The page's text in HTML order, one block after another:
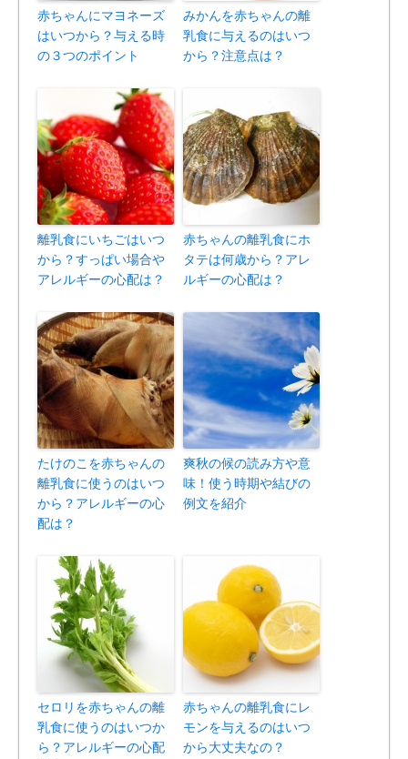
赤ちゃんにマヨネーズ
はいつから？与える時
の３つのポイント
みかんを赤ちゃんの離
乳食に与えるのはいつ
から？注意点は？
離乳食にいちごはいつ
から？すっぱい場合や
アレルギーの心配は？
赤ちゃんの離乳食にホ
タテは何歳から？アレ
ルギーの心配は？
たけのこを赤ちゃんの
離乳食に使うのはいつ
から？アレルギーの心
配は？
爽秋の候の読み方や意
味！使う時期や結びの
例文を紹介
セロリを赤ちゃんの離
乳食に使うのはいつか
ら？アレルギーの心配
赤ちゃんの離乳食にレ
モンを与えるのはいつ
から大丈夫なの？